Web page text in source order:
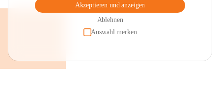
Akzeptieren und anzeigen
Ablehnen
Auswahl merken